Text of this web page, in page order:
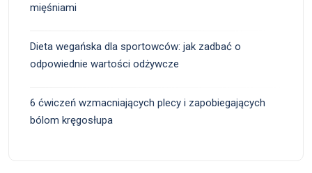
mięśniami
Dieta wegańska dla sportowców: jak zadbać o
odpowiednie wartości odżywcze
6 ćwiczeń wzmacniających plecy i zapobiegających
bólom kręgosłupa